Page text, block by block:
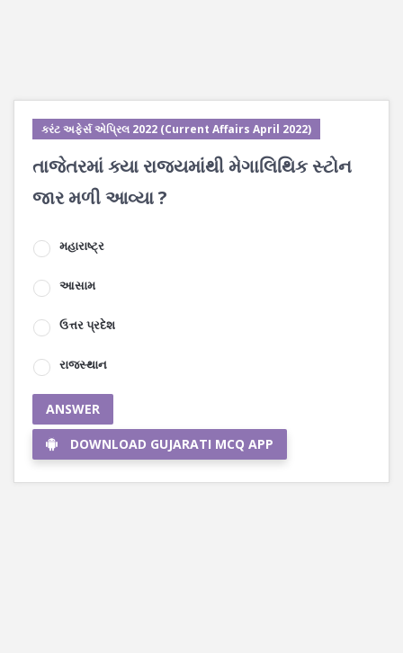
કરંટ અફેર્સ એપ્રિલ 2022 (Current Affairs April 2022)
તાજેતરમાં ક્યા રાજ્યમાંથી મેગાલિથિક સ્ટોન
જાર મળી આવ્યા ?
મહારાષ્ટ્ર
આસામ
ઉત્તર પ્રદેશ
રાજસ્થાન
ANSWER
DOWNLOAD GUJARATI MCQ APP